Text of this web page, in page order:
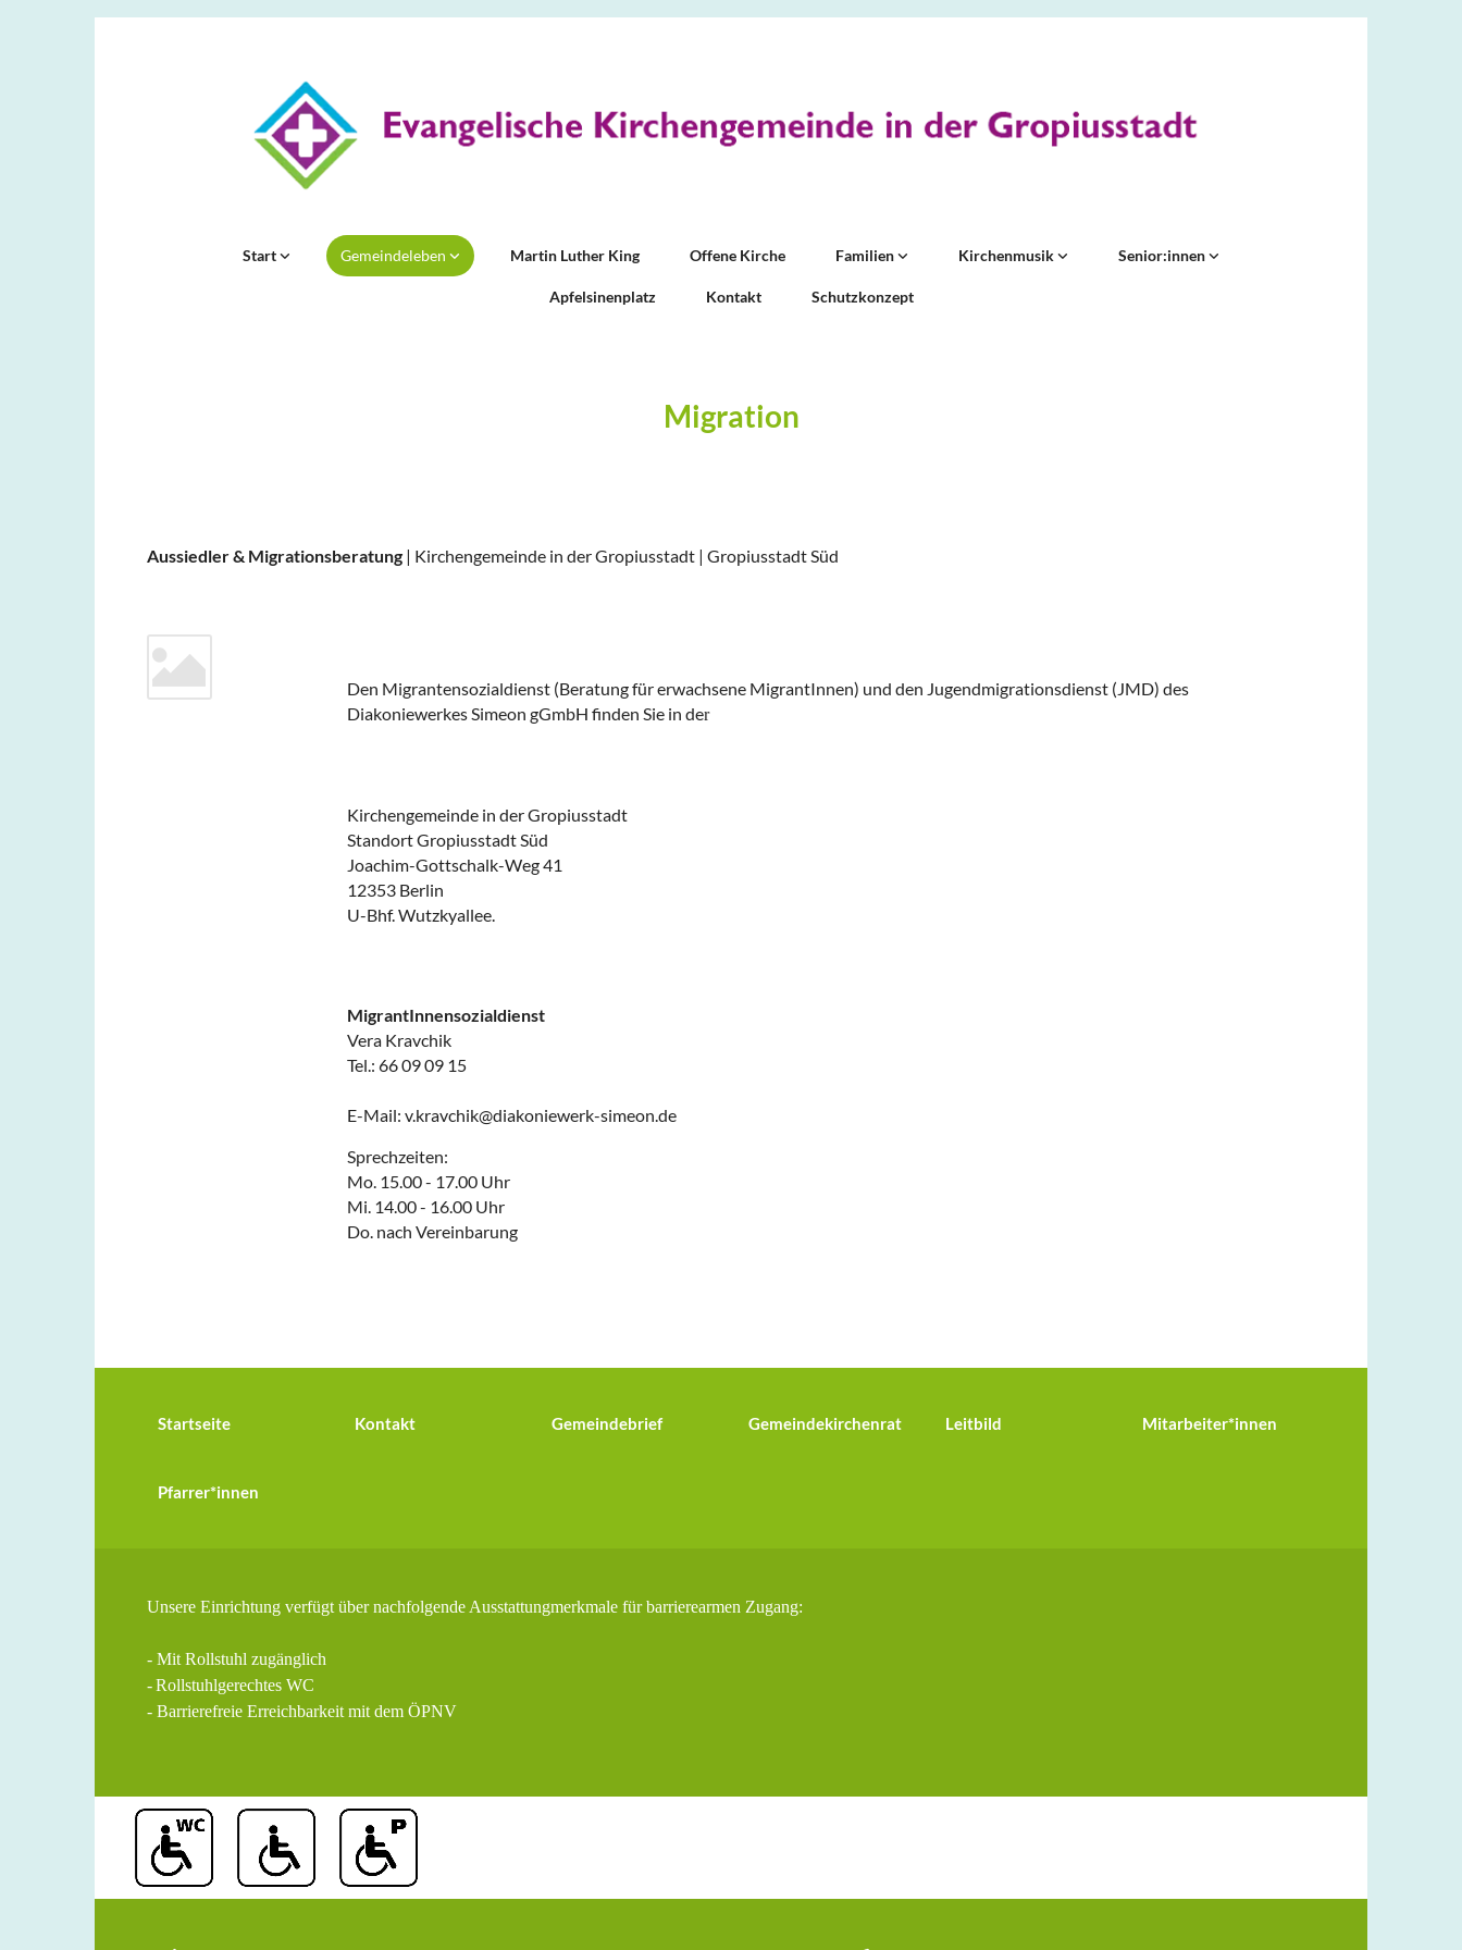
Start Gemeindeleben Martin Luther King Offene Kirche Familien Kirchenmusik Senior:innen
Apfelsinenplatz Kontakt Schutzkonzept
Migration
Aussiedler & Migrationsberatung | Kirchengemeinde in der Gropiusstadt | Gropiusstadt Süd
Den Migrantensozialdienst (Beratung für erwachsene MigrantInnen) und den Jugendmigrationsdienst (JMD) des
Diakoniewerkes Simeon gGmbH finden Sie in der
Kirchengemeinde in der Gropiusstadt
Standort Gropiusstadt Süd
Joachim-Gottschalk-Weg 41
12353 Berlin
U-Bhf. Wutzkyallee.
MigrantInnensozialdienst
Vera Kravchik
Tel.: 66 09 09 15
E-Mail: v.kravchik@diakoniewerk-simeon.de
Sprechzeiten:
Mo. 15.00 - 17.00 Uhr
Mi. 14.00 - 16.00 Uhr
Do. nach Vereinbarung
Startseite Kontakt Gemeindebrief Gemeindekirchenrat Leitbild Mitarbeiter*innen
Pfarrer*innen
Unsere Einrichtung verfügt über nachfolgende Ausstattungmerkmale für barrierearmen Zugang:
- Mit Rollstuhl zugänglich
-Rollstuhlgerechtes WC
- Barrierefreie Erreichbarkeit mit dem ÖPNV